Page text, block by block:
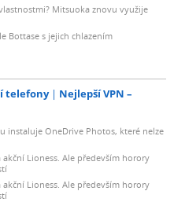
Mitsuoka znovu využije
Bottase s jejich chlazením
telefony
Nejlepší VPN –
instaluje OneDrive Photos, které nelze
Lioness. Ale především horory
Lioness. Ale především horory